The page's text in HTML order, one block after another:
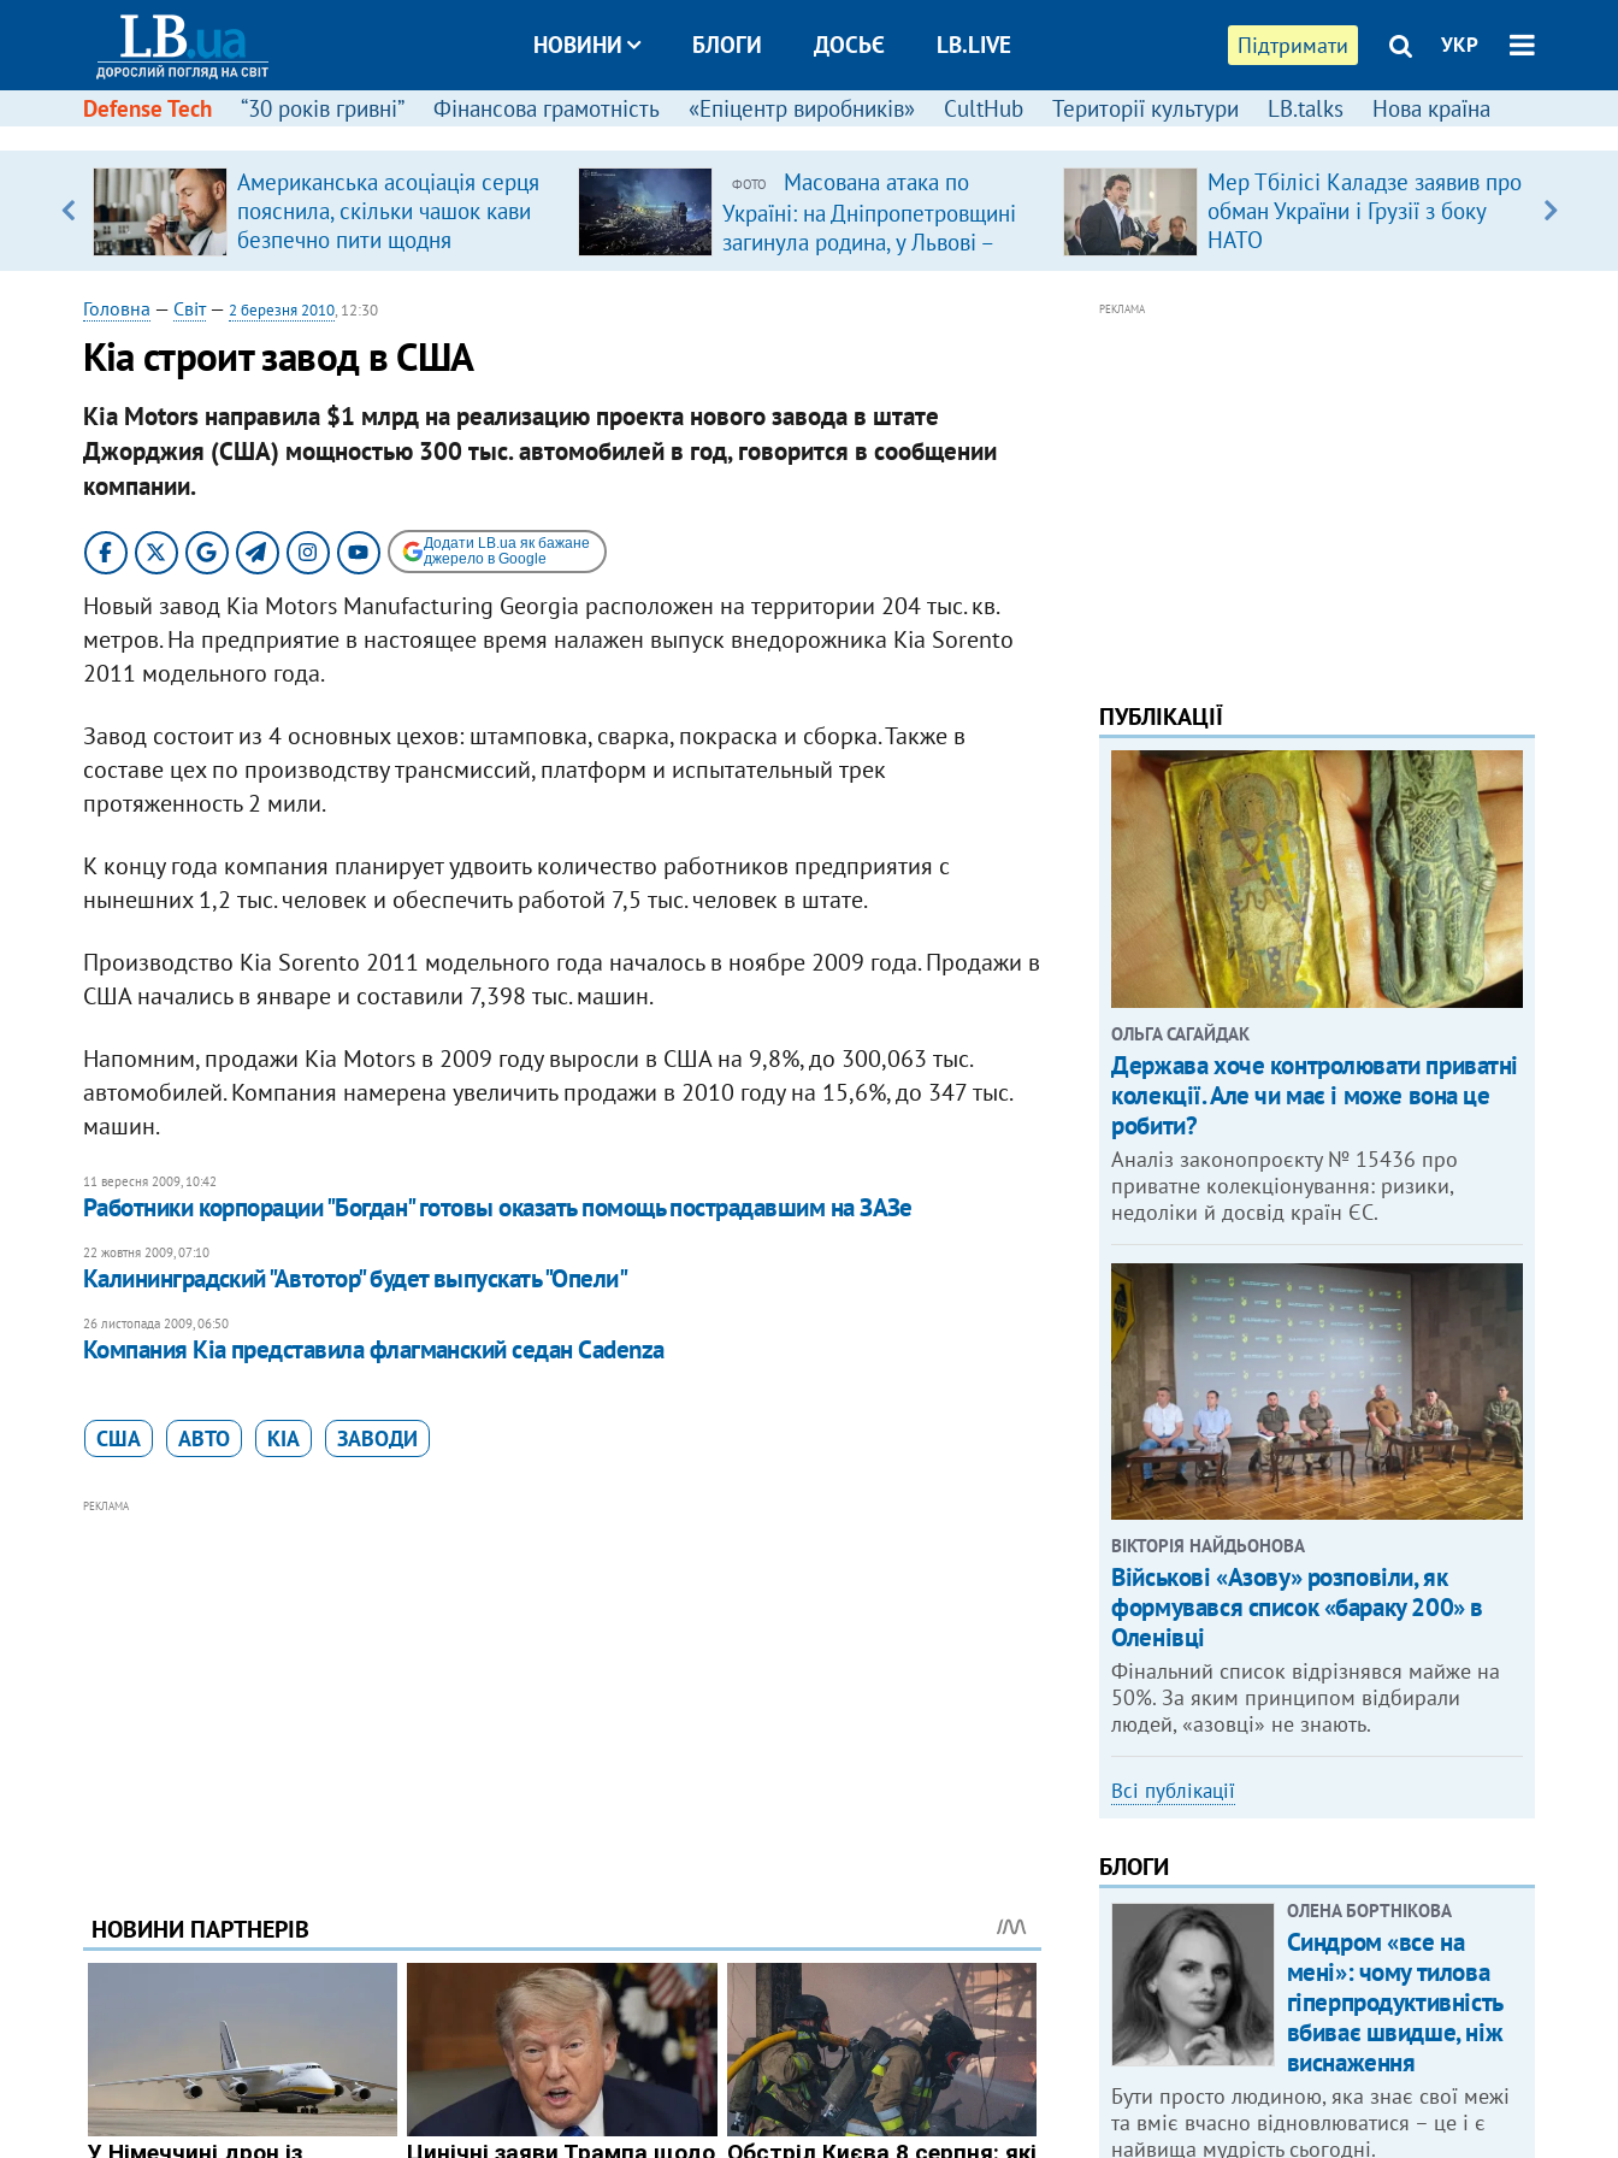
Підтримати УКР
НОВИНИ БЛОГИ ДОСЬЄ LB.LIVE
Defense Tech “30 років гривні” Фінансова грамотність «Епіцентр виробників» CultHub Території культури LB.talks Нова країна
Американська асоціація серця
пояснила, скільки чашок кави
безпечно пити щодня
ФОТО
Масована атака по
Україні: на Дніпропетровщині
загинула родина, у Львові –
удар по багатоповерхівках
Мер Тбілісі Каладзе заявив про
обман України і Грузії з боку
НАТО
Головна — Світ— 2 березня 2010, 12:30
Kia строит завод в США
Kia Motors направила $1 млрд на реализацию проекта нового завода в штате
Джорджия (США) мощностью 300 тыс. автомобилей в год, говорится в сообщении
компании.
Додати LB.ua як бажане
джерело в Google
Новый завод Kia Motors Manufacturing Georgia расположен на территории 204 тыс. кв.
метров. На предприятие в настоящее время налажен выпуск внедорожника Kia Sorento
2011 модельного года.
Завод состоит из 4 основных цехов: штамповка, сварка, покраска и сборка. Также в
составе цех по производству трансмиссий, платформ и испытательный трек
протяженность 2 мили.
К концу года компания планирует удвоить количество работников предприятия с
нынешних 1,2 тыс. человек и обеспечить работой 7,5 тыс. человек в штате.
Производство Kia Sorento 2011 модельного года началось в ноябре 2009 года. Продажи в
США начались в январе и составили 7,398 тыс. машин.
Напомним, продажи Kia Motors в 2009 году выросли в США на 9,8%, до 300,063 тыс.
автомобилей. Компания намерена увеличить продажи в 2010 году на 15,6%, до 347 тыс.
машин.
11 вересня 2009, 10:42
Работники корпорации "Богдан" готовы оказать помощь пострадавшим на ЗАЗе
22 жовтня 2009, 07:10
Калининградский "Автотор" будет выпускать "Опели"
26 листопада 2009, 06:50
Компания Kia представила флагманский седан Cadenza
США АВТО KIA ЗАВОДИ
РЕКЛАМА
РЕКЛАМА
ПУБЛІКАЦІЇ
ОЛЬГА САГАЙДАК
Держава хоче контролювати приватні
колекції. Але чи має і може вона це
робити?
Аналіз законопроєкту № 15436 про
приватне колекціонування: ризики,
недоліки й досвід країн ЄС.
ВІКТОРІЯ НАЙДЬОНОВА
Військові «Азову» розповіли, як
формувався список «бараку 200» в
Оленівці
Фінальний список відрізнявся майже на
50%. За яким принципом відбирали
людей, «азовці» не знають.
Всі публікації
БЛОГИ
ОЛЕНА БОРТНІКОВА
Синдром «все на
мені»: чому тилова
гіперпродуктивність
вбиває швидше, ніж
виснаження
Бути просто людиною, яка знає свої межі
та вміє вчасно відновлюватися – це і є
найвища мудрість сьогодні.